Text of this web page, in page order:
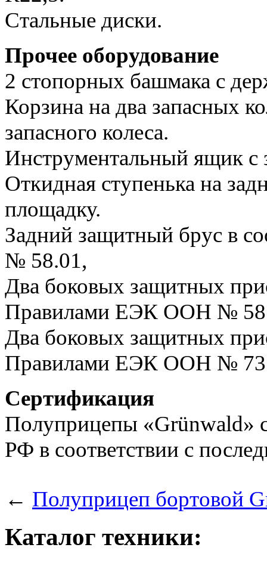
Стальные диски.
Прочее оборудование
2 стопорных башмака с
Корзина на два запасных
запасного колеса.
Инструментальный ящик с
Откидная ступенька на
площадку.
Задний защитный брус в
№ 58.01,
Два боковых защитных
Правилами ЕЭК ООН №
Два боковых защитных
Правилами ЕЭК ООН №
Сертификация
Полуприцепы «Grünwald»
РФ в соответствии с
← Полуприцеп бортовой
Каталог техники: